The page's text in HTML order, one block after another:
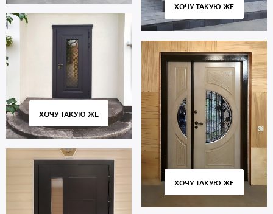
ХОЧУ ТАКУЮ ЖЕ
ХОЧУ ТАКУЮ ЖЕ
ХОЧУ ТАКУЮ ЖЕ